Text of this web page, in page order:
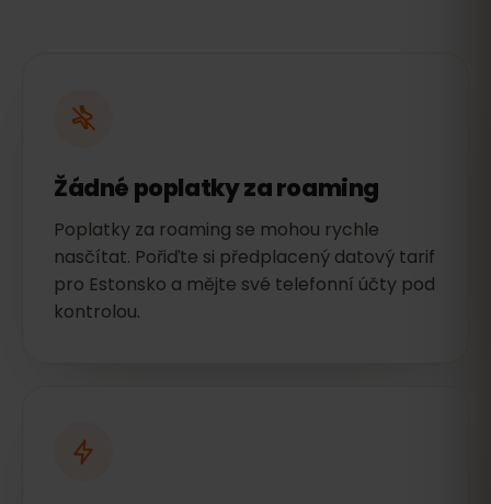
Žádné poplatky za roaming
Poplatky za roaming se mohou rychle
nasčítat. Pořiďte si předplacený datový tarif
pro Estonsko a mějte své telefonní účty pod
kontrolou.